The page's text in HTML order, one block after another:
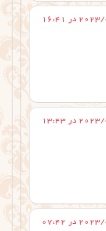
در 16:41
در 13:43
در 07:42